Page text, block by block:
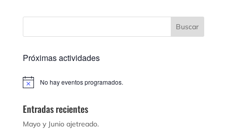
Próximas actividades
Aviso No hay eventos programados.
Entradas recientes
Mayo y Junio ajetreado.